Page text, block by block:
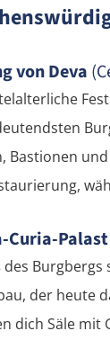
von Deva
Bastionen
Curia-
des
der heute
dich Säle mit